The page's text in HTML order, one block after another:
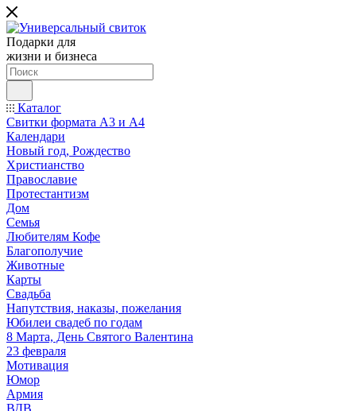
Подарки для
жизни и бизнеса
Каталог
Свитки формата А3 и А4
Календари
Новый год, Рождество
Христианство
Православие
Протестантизм
Дом
Семья
Любителям Кофе
Благополучие
Животные
Карты
Свадьба
Напутствия, наказы, пожелания
Юбилеи свадеб по годам
8 Марта, День Святого Валентина
23 февраля
Мотивация
Юмор
Армия
ВДВ